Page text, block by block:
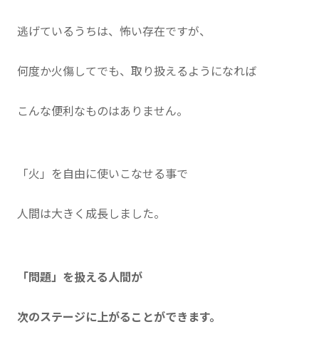
逃げているうちは、怖い存在ですが、
何度か火傷してでも、取り扱えるようになれば
こんな便利なものはありません。
「火」を自由に使いこなせる事で
人間は大きく成長しました。
「問題」を扱える人間が
次のステージに上がることができます。